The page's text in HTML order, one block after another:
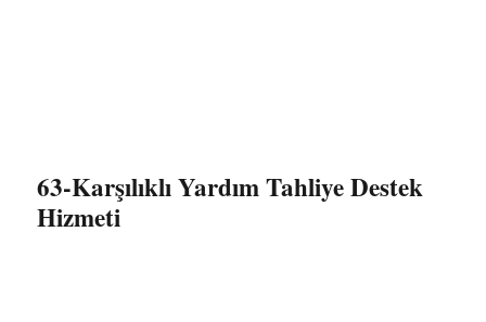
63-Karşılıklı Yardım Tahliye Destek
Hizmeti